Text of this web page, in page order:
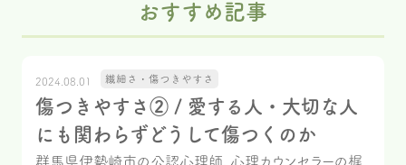
おすすめ記事
2024.08.01 繊細さ・傷つきやすさ
傷つきやすさ② / 愛する人・大切な人
にも関わらずどうして傷つくのか
群馬県伊勢崎市の公認心理師、心理カウンセラーの梶